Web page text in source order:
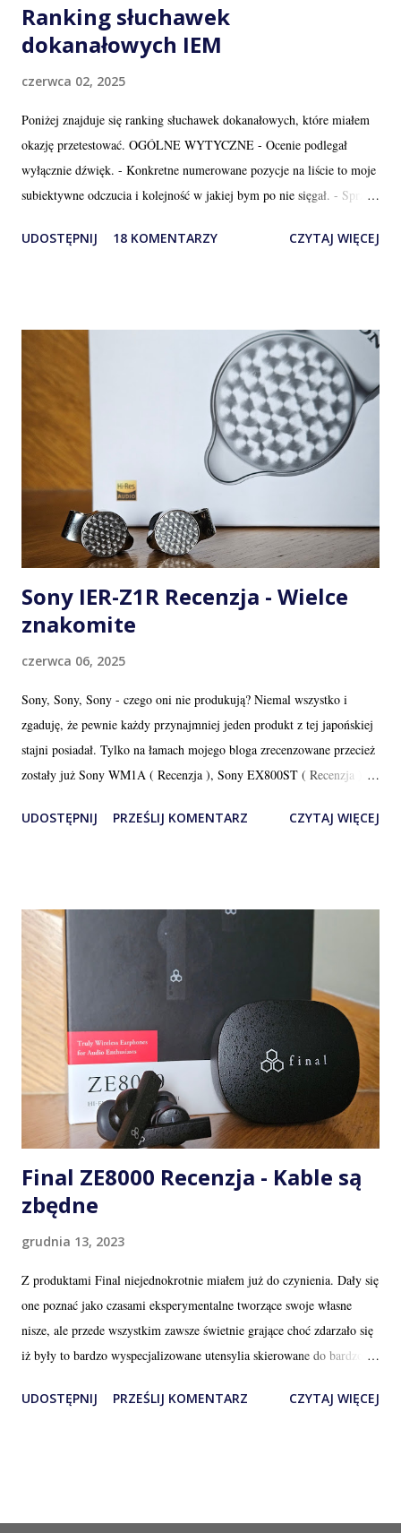
Ranking słuchawek
dokanałowych IEM
czerwca 02, 2025
Poniżej znajduje się ranking słuchawek dokanałowych, które miałem
okazję przetestować. OGÓLNE WYTYCZNE - Ocenie podlegał
wyłącznie dźwięk. - Konkretne numerowane pozycje na liście to moje
subiektywne odczucia i kolejność w jakiej bym po nie sięgał. - Sprzęt
poziomie. - Cena nie ma wpływu na ocenę, podana jest wyłącznie w
- słuchawki wyznaczające nowe granice tego co jest fizycznie możliwe
Ultra High End - słuchawki ze swoim brzmieniowym charakterem
jednak w zasadzie już bez wad - świetne pod każdym względem. High
End - w pewnych aspektach brzmienie na poziomie Ultra jednak w
innych do teg o poziomu brakuje Mid End - po prostu bardzo dobre
brzmienie Entry Level - poziom który pozwala już w pełni cieszyć się
muzyką be...
UDOSTĘPNIJ 18 KOMENTARZY CZYTAJ WIĘCEJ
Sony IER-Z1R Recenzja - Wielce
znakomite
czerwca 06, 2025
Sony, Sony, Sony - czego oni nie produkują? Niemal wszystko i
zgaduję, że pewnie każdy przynajmniej jeden produkt z tej japońskiej
stajni posiadał. Tylko na łamach mojego bloga zrecenzowane przecież
zostały już Sony WM1A ( Recenzja ), Sony EX800ST ( Recenzja )
przecież to już było. Owszem było, ale w wersji nausznej, a tym
samego co w odmianie pełnowymiarowej, czy może będzie to co
innego? Czy będzie lepiej czy gorzej, a może po prostu inaczej?
Porozmawiajmy o tym. Recenzja dodatkowo o tyle nietypowa iż
posiadam te słuchawki już ponad 5 lat i jakoś nigdy nie mogłem się
zabrać za ich opis. Przeszliśmy razem przez różne fazy, od fascynacji
przez znudzenie prozą życia aż po zachwyt i uznanie trwające do
dzisiaj. Wygląd, budowa i akce...
UDOSTĘPNIJ PRZEŚLIJ KOMENTARZ CZYTAJ WIĘCEJ
Final ZE8000 Recenzja - Kable są
zbędne
grudnia 13, 2023
Z produktami Final niejednokrotnie miałem już do czynienia. Dały się
one poznać jako czasami eksperymentalne tworzące swoje własne
nisze, ale przede wszystkim zawsze świetnie grające choć zdarzało się
iż były to bardzo wyspecjalizowane utensylia skierowane do bardzo
jednak bardzo odważnie zaatakował najgłówniejszy z głównych
UDOSTĘPNIJ PRZEŚLIJ KOMENTARZ CZYTAJ WIĘCEJ